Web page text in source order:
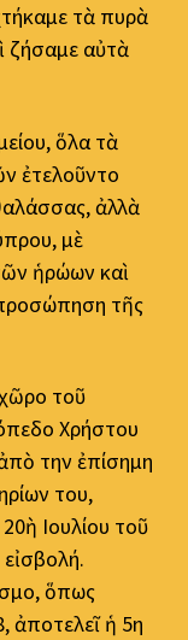
τὰ πυρὰ
ζήσαμε αὐτὰ
ὅλα τὰ
ἐτελοῦντο
ἀλλὰ
μὲ
ἡρώων καὶ
τῆς
τοῦ
Χρήστου
την ἐπίσημη
του,
Ιουλίου τοῦ
ὅπως
ἀποτελεῖ ἡ 5η